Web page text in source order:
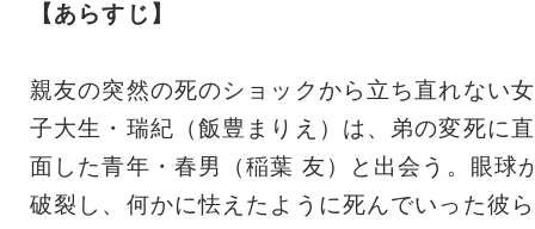
【あらすじ】
親友の突然の死のショックから立ち直れない女
子大生・瑞紀（飯豊まりえ）は、弟の変死に直
面した青年・春男（稲葉 友）と出会う。眼球
破裂し、何かに怯えたように死んでいった彼ら